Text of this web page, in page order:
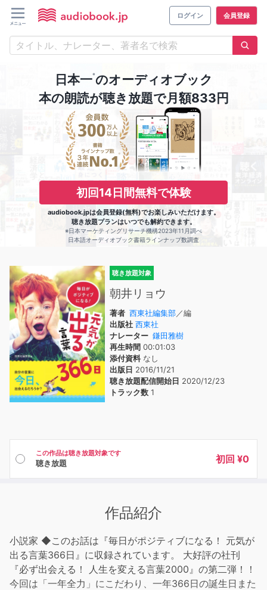
ログイン 会員登録
日本一※のオーディオブック
本の朗読が聴き放題で月額833円
初回14日間無料で体験
audiobook.jpは会員登録(無料)でお楽しみいただけます。
聴き放題プランはいつでも解約できます。
※日本マーケティングリサーチ機構2023年11月調べ
日本語オーディオブック書籍ラインナップ数調査
聴き放題対象
朝井リョウ
著者 西東社編集部／編
出版社 西東社
ナレーター 鎌田雅樹
再生時間 00:01:03
添付資料なし
出版日 2016/11/21
聴き放題配信開始日 2020/12/23
トラック数 1
この作品は聴き放題対象です
聴き放題 初回 ¥0
作品紹介
小説家 ◆このお話は『毎日がポジティブになる！ 元気が
出る言葉366日』に収録されています。 大好評の社刊
『必ず出会える！ 人生を変える言葉2000』の第二弾！！
今回は「一年全力」にこだわり、一年366日の誕生日また